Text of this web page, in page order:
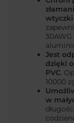
Jest
dzięki
PVC .
10000
w